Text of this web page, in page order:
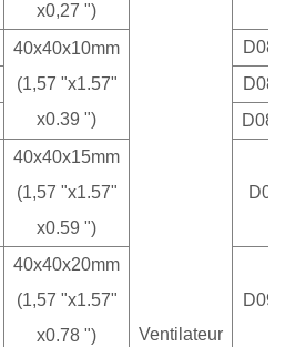
Ventilateur
x0,27 ")
40x40x10mm
(1,57 "x1.57"
x0.39 ")
40x40x15mm
(1,57 "x1.57"
x0.59 ")
40x40x20mm
(1,57 "x1.57"
x0.78 ")